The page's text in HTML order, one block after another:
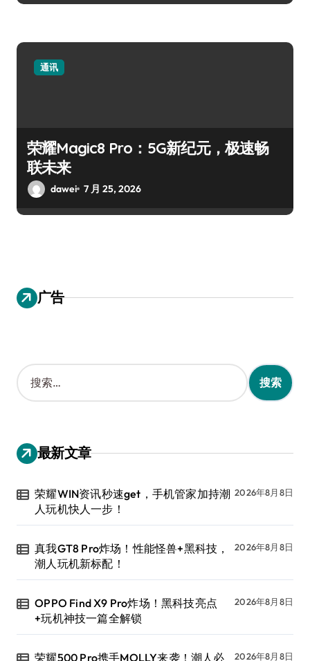
通讯
荣耀Magic8 Pro：5G新纪元，极速畅
联未来
dawei 7 月 25, 2026
广告
搜
索
：
最新文章
荣耀WIN资讯秒速get，手机管家加持潮
人玩机快人一步！
2026年8月8日
真我GT8 Pro炸场！性能怪兽+黑科技，
潮人玩机新标配！
2026年8月8日
OPPO Find X9 Pro炸场！黑科技亮点
+玩机神技一篇全解锁
2026年8月8日
荣耀500 Pro携手MOLLY来袭！潮人必
2026年8月8日